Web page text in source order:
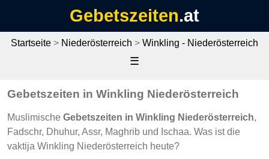
Gebetszeiten.at
Startseite > Niederösterreich > Winkling - Niederösterreich
☰
Gebetszeiten in Winkling Niederösterreich
Muslimische Gebetszeiten in Winkling Niederösterreich,
Fadschr, Dhuhur, Assr, Maghrib und Ischaa. Was ist die
vaktija Winkling Niederösterreich heute?